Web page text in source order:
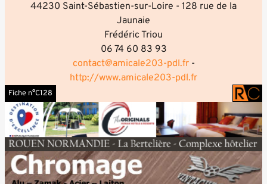
44230 Saint-Sébastien-sur-Loire - 128 rue de la
Jaunaie
Frédéric Triou
06 74 60 83 93
contact@amicale203-pdl.fr-
http://www.amicale203-pdl.fr
Fiche n°C128